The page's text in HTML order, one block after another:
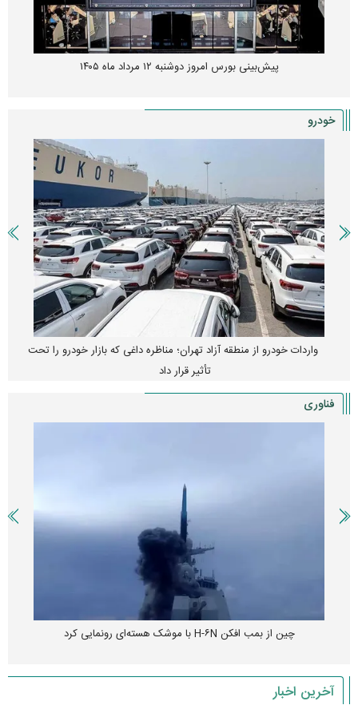
پیش‌بینی بورس امروز دوشنبه ۱۲ مرداد ماه ۱۴۰۵
خودرو
واردات خودرو از منطقه آزاد تهران؛ مناظره داغی که بازار خودرو را تحت
تأثیر قرار داد
فناوری
چین از بمب افکن H-۶N با موشک هسته‌ای رونمایی کرد
آخرین اخبار